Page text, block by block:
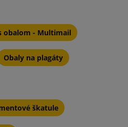
obalom - Multimail
Obaly na plagáty
škatule